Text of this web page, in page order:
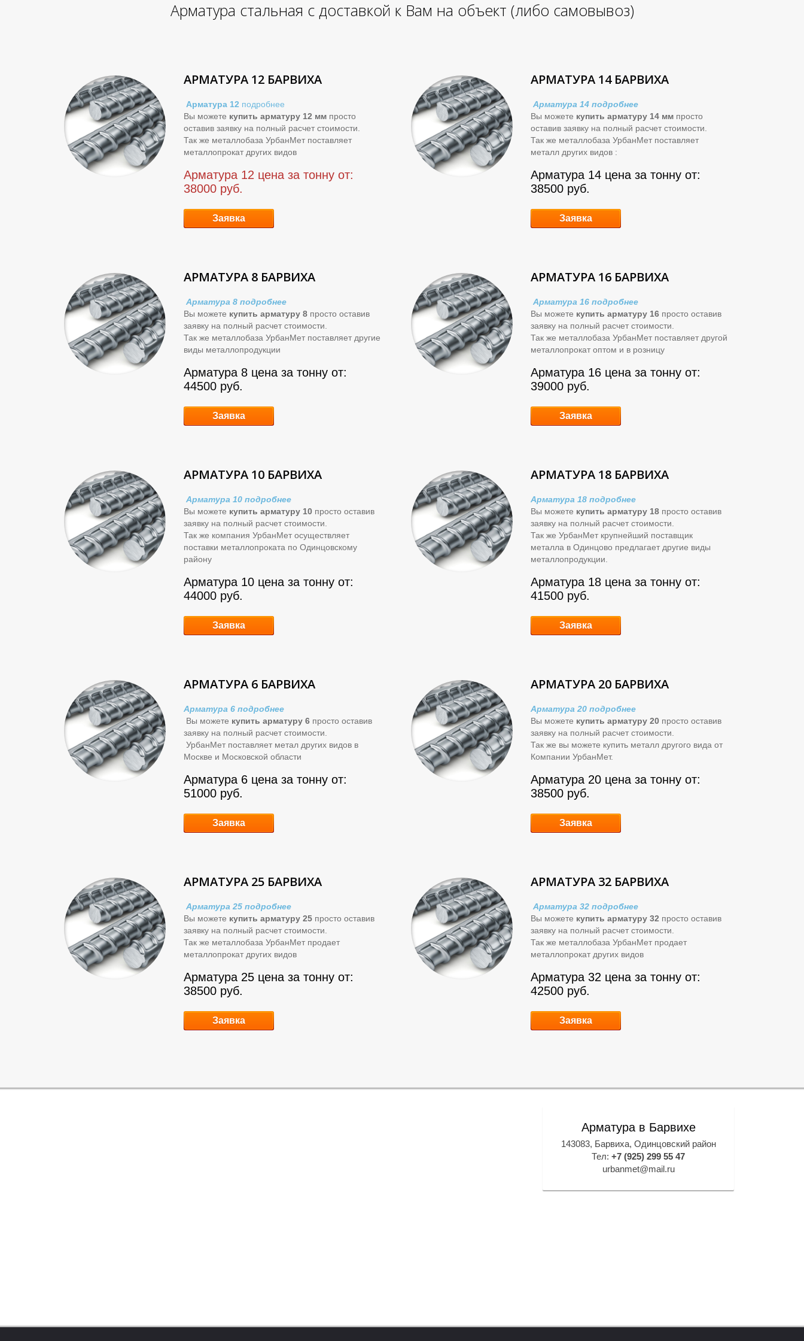
Арматура стальная с доставкой к Вам на объект (либо самовывоз)
АРМАТУРА 12 БАРВИХА
Арматура 12 подробнее
Вы можете купить арматуру 12 мм просто
оставив заявку на полный расчет стоимости.
Так же металлобаза УрбанМет поставляет
металлопрокат других видов
Арматура 12 цена за тонну от:
38000 руб.
Заявка
АРМАТУРА 14 БАРВИХА
Арматура 14 подробнее
Вы можете купить арматуру 14 мм просто
оставив заявку на полный расчет стоимости.
Так же металлобаза УрбанМет поставляет
металл других видов :
Арматура 14 цена за тонну от:
38500 руб.
Заявка
АРМАТУРА 8 БАРВИХА
Арматура 8 подробнее
Вы можете купить арматуру 8 просто оставив
заявку на полный расчет стоимости.
Так же металлобаза УрбанМет поставляет другие
виды металлопродукции
Арматура 8 цена за тонну от:
44500 руб.
Заявка
АРМАТУРА 16 БАРВИХА
Арматура 16 подробнее
Вы можете купить арматуру 16 просто оставив
заявку на полный расчет стоимости.
Так же металлобаза УрбанМет поставляет другой
металлопрокат оптом и в розницу
Арматура 16 цена за тонну от:
39000 руб.
Заявка
АРМАТУРА 10 БАРВИХА
Арматура 10 подробнее
Вы можете купить арматуру 10 просто оставив
заявку на полный расчет стоимости.
Так же компания УрбанМет осуществляет
поставки металлопроката по Одинцовскому
району
Арматура 10 цена за тонну от:
44000 руб.
Заявка
АРМАТУРА 18 БАРВИХА
Арматура 18 подробнее
Вы можете купить арматуру 18 просто оставив
заявку на полный расчет стоимости.
Так же УрбанМет крупнейший поставщик
металла в Одинцово предлагает другие виды
металлопродукции.
Арматура 18 цена за тонну от:
41500 руб.
Заявка
АРМАТУРА 6 БАРВИХА
Арматура 6 подробнее
Вы можете купить арматуру 6 просто оставив
заявку на полный расчет стоимости.
УрбанМет поставляет метал других видов в
Москве и Московской области
Арматура 6 цена за тонну от:
51000 руб.
Заявка
АРМАТУРА 20 БАРВИХА
Арматура 20 подробнее
Вы можете купить арматуру 20 просто оставив
заявку на полный расчет стоимости.
Так же вы можете купить металл другого вида от
Компании УрбанМет.
Арматура 20 цена за тонну от:
38500 руб.
Заявка
АРМАТУРА 25 БАРВИХА
Арматура 25 подробнее
Вы можете купить арматуру 25 просто оставив
заявку на полный расчет стоимости.
Так же металлобаза УрбанМет продает
металлопрокат других видов
Арматура 25 цена за тонну от:
38500 руб.
Заявка
АРМАТУРА 32 БАРВИХА
Арматура 32 подробнее
Вы можете купить арматуру 32 просто оставив
заявку на полный расчет стоимости.
Так же металлобаза УрбанМет продает
металлопрокат других видов
Арматура 32 цена за тонну от:
42500 руб.
Заявка
Арматура в Барвихе
143083, Барвиха, Одинцовский район
Тел: +7 (925) 299 55 47
urbanmet@mail.ru